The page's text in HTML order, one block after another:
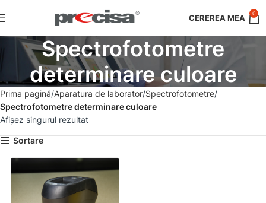
0
Spectrofotometre
determinare culoare
Prima pagină Aparatura de laborator Spectrofotometre
Spectrofotometre determinare culoare
Afișez singurul rezultat
Sortare